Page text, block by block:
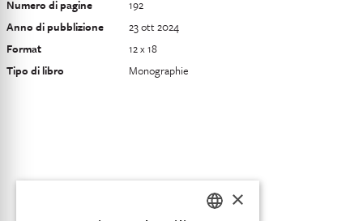
Numero di pagine
192
Anno di pubblizione
23 ott 2024
Format
12 x 18
Tipo di libro
Monographie
×